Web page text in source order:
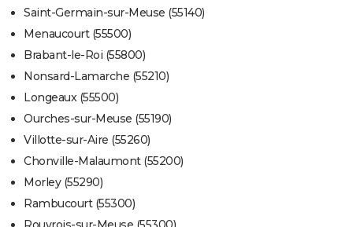
Saint-Germain-sur-Meuse (55140)
Menaucourt (55500)
Brabant-le-Roi (55800)
Nonsard-Lamarche (55210)
Longeaux (55500)
Ourches-sur-Meuse (55190)
Villotte-sur-Aire (55260)
Chonville-Malaumont (55200)
Morley (55290)
Rambucourt (55300)